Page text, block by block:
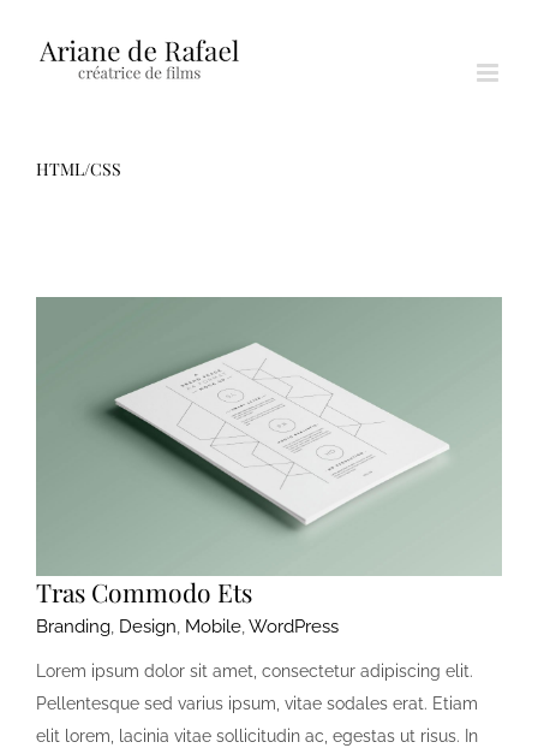
HTML/CSS
Tras Commodo Ets
Branding, Design, Mobile,WordPress
Lorem ipsum dolor sit amet, consectetur adipiscing elit.
Pellentesque sed varius ipsum, vitae sodales erat. Etiam
elit lorem, lacinia vitae sollicitudin ac, egestas ut risus. In